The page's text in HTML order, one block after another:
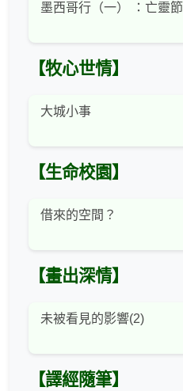
墨西哥行（一） ：亡靈節
【牧心世情】
大城小事
【生命校園】
借來的空間？
【畫出深情】
未被看見的影響(2)
【譯經隨筆】